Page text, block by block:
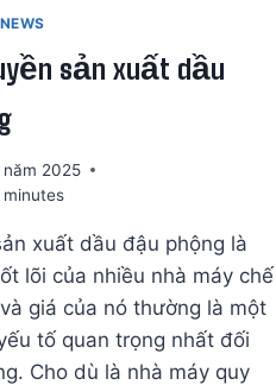
NEWS
sản xuất dầu
năm 2025
minutes
xuất dầu đậu phộng là
lõi của nhiều nhà máy chế
giá của nó thường là một
tố quan trọng nhất đối
Cho dù là nhà máy quy